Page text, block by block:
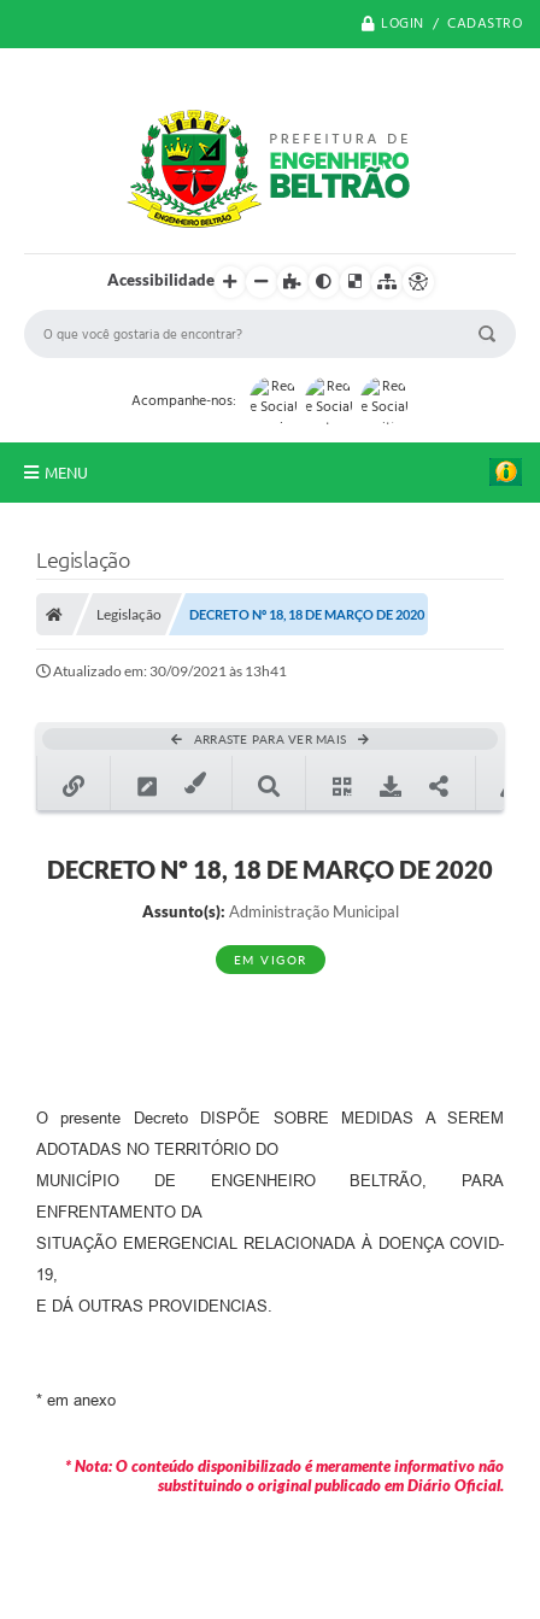
LOGIN / CADASTRO
Acessibilidade
Acompanhe-nos:
MENU
Transparência
Legislação
Editais
SIAFIC
Secretarias
Audiências Públicas
Arquivos para Download
Contas Públicas
Links
Enquete
Legislação
Legislação DECRETO Nº 18, 18 DE MARÇO DE 2020
Atualizado em: 30/09/2021 às 13h41
ARRASTE PARA VER MAIS
DECRETO Nº 18, 18 DE MARÇO DE 2020
Assunto(s): Administração Municipal
EM VIGOR
O presente Decreto DISPÕE SOBRE MEDIDAS A SEREM
ADOTADAS NO TERRITÓRIO DO
MUNICÍPIO DE ENGENHEIRO BELTRÃO, PARA
ENFRENTAMENTO DA
SITUAÇÃO EMERGENCIAL RELACIONADA À DOENÇA COVID-
19,
E DÁ OUTRAS PROVIDENCIAS.
* em anexo
* Nota: O conteúdo disponibilizado é meramente informativo não
substituindo o original publicado em Diário Oficial.